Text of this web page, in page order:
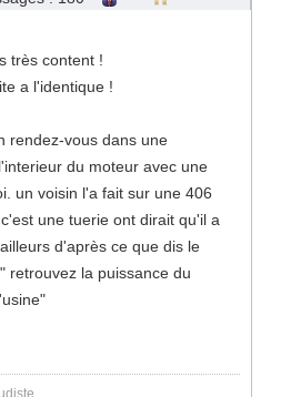
très content !
a l'identique !
rendez-vous dans une
du moteur avec une
un voisin l'a fait sur une 406
une tuerie ont dirait qu'il a
d'après ce que dis le
retrouvez la puissance du